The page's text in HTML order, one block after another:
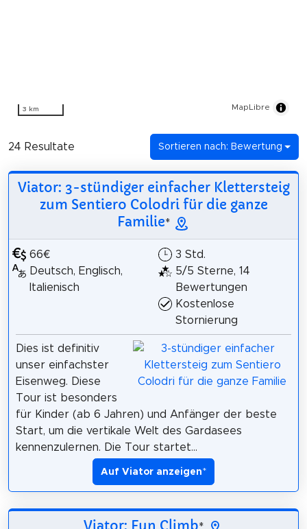
3 km MapLibre
24 Resultate Sortieren nach: Bewertung
Viator: 3-stündiger einfacher Klettersteig
zum Sentiero Colodri für die ganze
Familie*
66€
Deutsch, Englisch,
Italienisch
3 Std.
5/5 Sterne, 14
Bewertungen
Kostenlose
Stornierung
Dies ist definitiv
unser einfachster
Eisenweg. Diese
Tour ist besonders
für Kinder (ab 6 Jahren) und Anfänger der beste
Start, um die vertikale Welt des Gardasees
kennenzulernen. Die Tour startet...
Auf Viator anzeigen*
Viator: Fun Climb